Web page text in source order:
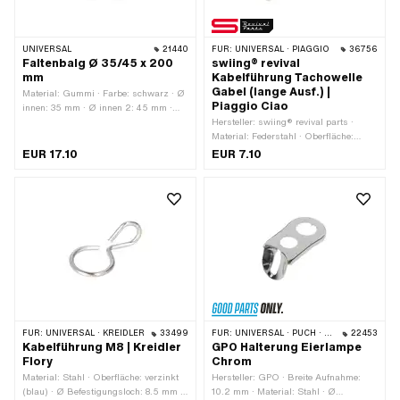
UNIVERSAL 21440
Faltenbalg Ø 35/45 x 200
mm
Material: Gummi · Farbe: schwarz · Ø
innen: 35 mm · Ø innen 2: 45 mm ·
EUR 17.10
FÜR: UNIVERSAL · PIAGGIO 36756
swiing® revival
Kabelführung Tachowelle
Gabel (lange Ausf.) |
Piaggio Ciao
Hersteller: swiing® revival parts ·
Material: Federstahl · Oberfläche:
elektropoliert · Oberfläche: rostfrei · Ø
EUR 7.10
FÜR: UNIVERSAL · KREIDLER 33499
Kabelführung M8 | Kreidler
Flory
Material: Stahl · Oberfläche: verzinkt
(blau) · Ø Befestigungsloch: 8.5 mm ·
FÜR: UNIVERSAL · PUCH · SACHS 22453
GPO Halterung Eierlampe
Chrom
Hersteller: GPO · Breite Aufnahme:
10.2 mm · Material: Stahl · Ø